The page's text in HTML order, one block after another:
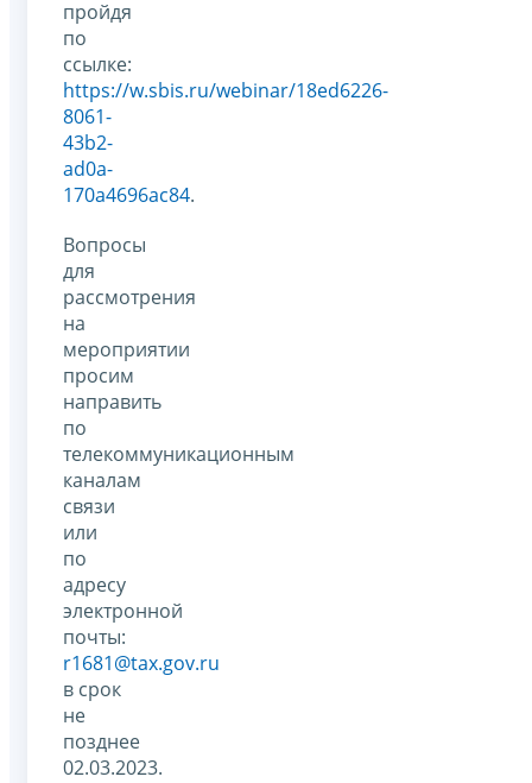
пройдя
по
ссылке:
https://w.sbis.ru/webinar/18ed6226-
8061-
43b2-
ad0a-
170a4696ac84.
Вопросы
для
рассмотрения
на
мероприятии
просим
направить
по
телекоммуникационным
каналам
связи
или
по
адресу
электронной
почты:
r1681@tax.gov.ru
в срок
не
позднее
02.03.2023.